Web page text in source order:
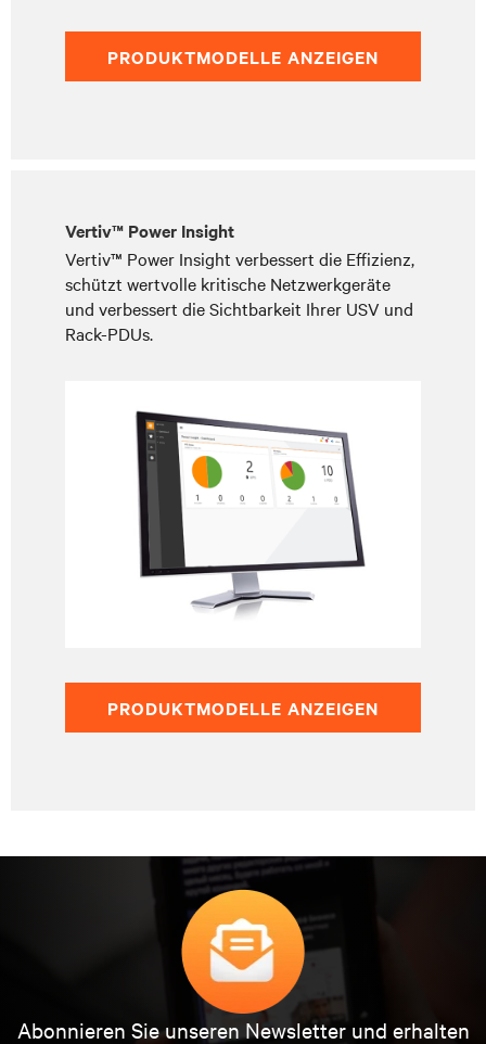
PRODUKTMODELLE ANZEIGEN
Vertiv™ Power Insight
Vertiv™ Power Insight verbessert die Effizienz,
schützt wertvolle kritische Netzwerkgeräte
und verbessert die Sichtbarkeit Ihrer USV und
Rack-PDUs.
PRODUKTMODELLE ANZEIGEN
Abonnieren Sie unseren Newsletter und erhalten